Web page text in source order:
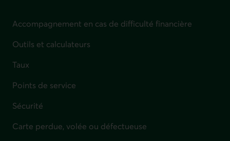
Accompagnement en cas de difficulté financière
Outils et calculateurs
Taux
Points de service
Sécurité
Carte perdue, volée ou défectueuse